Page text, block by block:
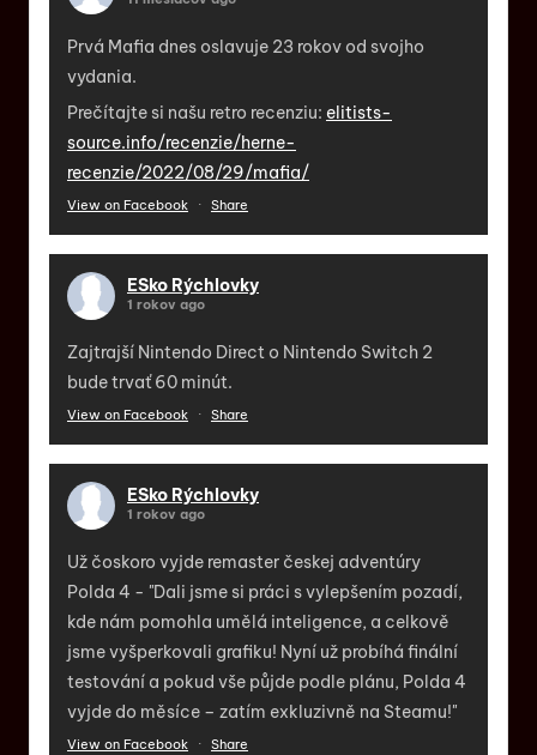
Prvá Mafia dnes oslavuje 23 rokov od svojho
vydania.
Prečítajte si našu retro recenziu: elitists-
source.info/recenzie/herne-
recenzie/2022/08/29/mafia/
View on Facebook · Share
ESko Rýchlovky
1 rokov ago
Zajtrajší Nintendo Direct o Nintendo Switch 2
bude trvať 60 minút.
View on Facebook · Share
ESko Rýchlovky
1 rokov ago
Už čoskoro vyjde remaster českej adventúry
Polda 4 - "Dali jsme si práci s vylepšením pozadí,
kde nám pomohla umělá inteligence, a celkově
jsme vyšperkovali grafiku! Nyní už probíhá finální
testování a pokud vše půjde podle plánu, Polda 4
vyjde do měsíce – zatím exkluzivně na Steamu!"
View on Facebook · Share